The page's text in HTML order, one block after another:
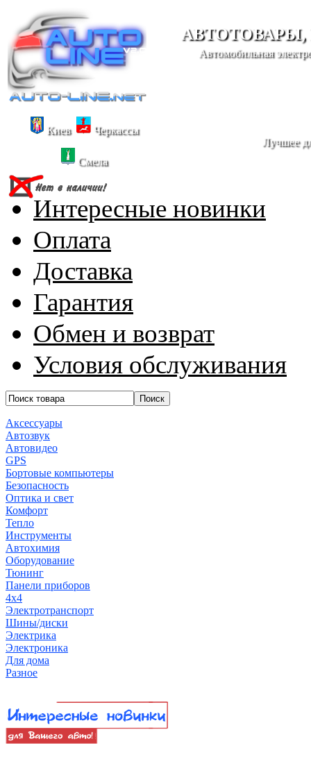
Автомобильная
Киев Черкассы
Смела
Лучшее
Интересные новинки
Оплата
Доставка
Гарантия
Обмен и возврат
Условия обслуживания
Аксессуары
Автозвук
Автовидео
GPS
Бортовые компьютеры
Безопасность
Оптика и свет
Комфорт
Тепло
Инструменты
Автохимия
Оборудование
Тюнинг
Панели приборов
4x4
Электротранспорт
Шины/диски
Электрика
Электроника
Для дома
Разное